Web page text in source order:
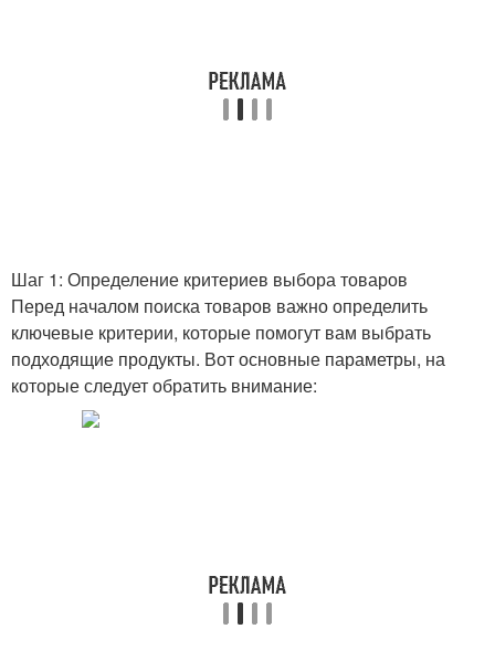
Шаг 1: Определение критериев выбора товаров
Перед началом поиска товаров важно определить
ключевые критерии, которые помогут вам выбрать
подходящие продукты. Вот основные параметры, на
которые следует обратить внимание: